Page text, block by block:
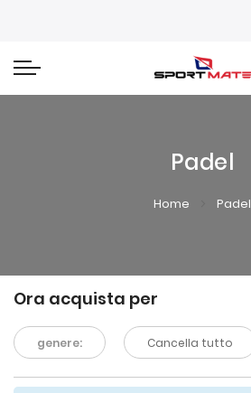
Padel
Home Padel
Ora acquista per
genere: Cancella tutto